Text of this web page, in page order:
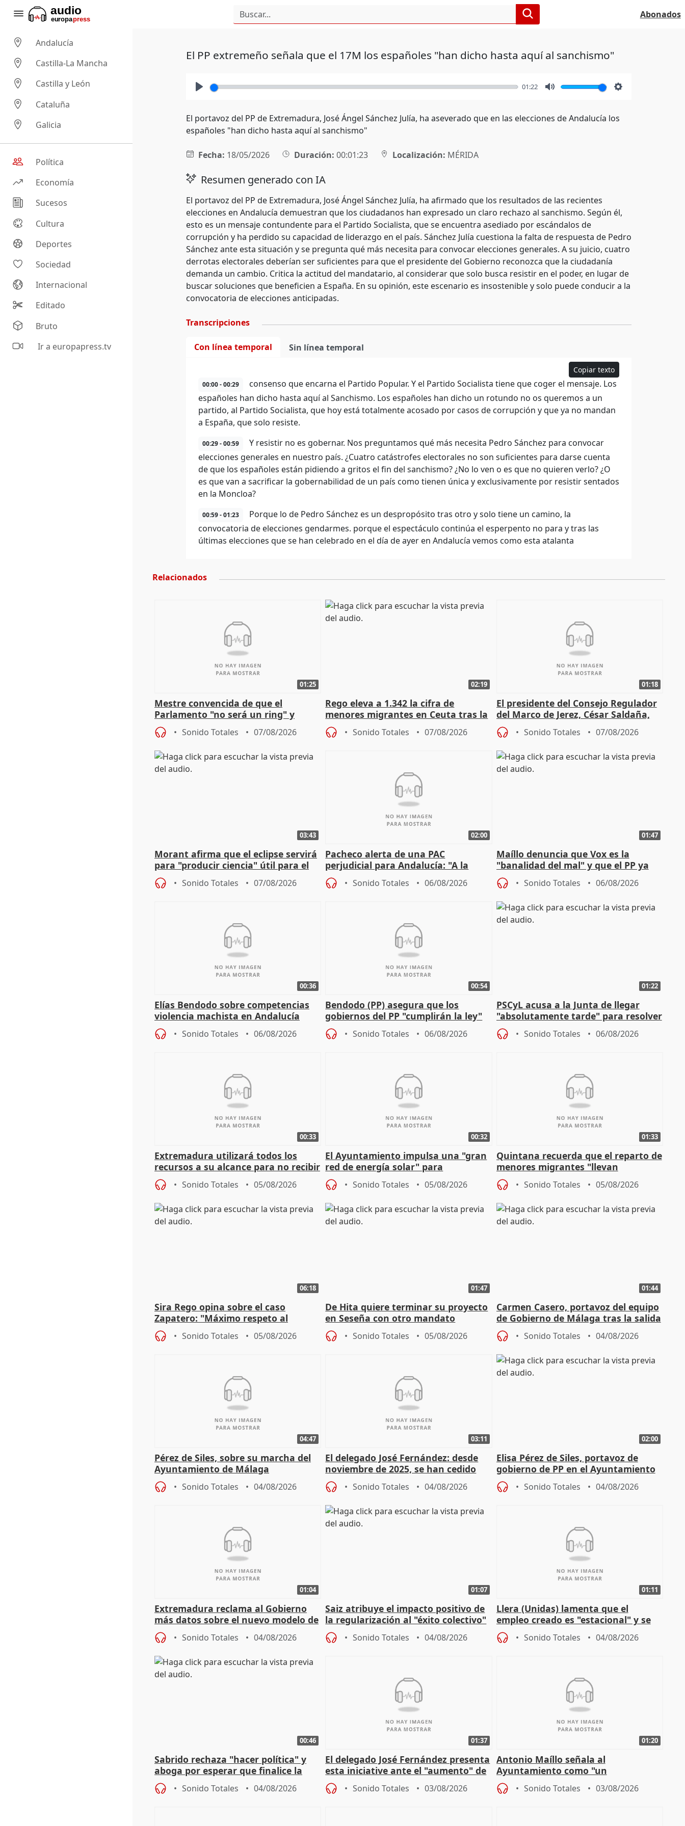
Abonados
Andalucía
Castilla-La Mancha
Castilla y León
Cataluña
Galicia
Política
Economía
Sucesos
Cultura
Deportes
Sociedad
Internacional
Editado
Bruto
Ir a europapress.tv
El PP extremeño señala que el 17M los españoles "han dicho hasta aquí al sanchismo"
01:22
El portavoz del PP de Extremadura, José Ángel Sánchez Julía, ha aseverado que en las elecciones de Andalucía los
españoles "han dicho hasta aquí al sanchismo"
Fecha: 18/05/2026 Duración: 00:01:23 Localización: MÉRIDA
Resumen generado con IA
El portavoz del PP de Extremadura, José Ángel Sánchez Julía, ha afirmado que los resultados de las recientes
elecciones en Andalucía demuestran que los ciudadanos han expresado un claro rechazo al sanchismo. Según él,
esto es un mensaje contundente para el Partido Socialista, que se encuentra asediado por escándalos de
corrupción y ha perdido su capacidad de liderazgo en el país. Sánchez Julía cuestiona la falta de respuesta de Pedro
Sánchez ante esta situación y se pregunta qué más necesita para convocar elecciones generales. A su juicio, cuatro
derrotas electorales deberían ser suficientes para que el presidente del Gobierno reconozca que la ciudadanía
demanda un cambio. Critica la actitud del mandatario, al considerar que solo busca resistir en el poder, en lugar de
buscar soluciones que beneficien a España. En su opinión, este escenario es insostenible y solo puede conducir a la
convocatoria de elecciones anticipadas.
Transcripciones
Con línea temporal Sin línea temporal
Copiar texto
00:00 - 00:29
consenso que encarna el Partido Popular. Y el Partido Socialista tiene que coger el mensaje. Los
españoles han dicho hasta aquí al Sanchismo. Los españoles han dicho un rotundo no os queremos a un
partido, al Partido Socialista, que hoy está totalmente acosado por casos de corrupción y que ya no mandan
a España, que solo resiste.
00:29 - 00:59
Y resistir no es gobernar. Nos preguntamos qué más necesita Pedro Sánchez para convocar
elecciones generales en nuestro país. ¿Cuatro catástrofes electorales no son suficientes para darse cuenta
de que los españoles están pidiendo a gritos el fin del sanchismo? ¿No lo ven o es que no quieren verlo? ¿O
es que van a sacrificar la gobernabilidad de un país como tienen única y exclusivamente por resistir sentados
en la Moncloa?
00:59 - 01:23
Porque lo de Pedro Sánchez es un despropósito tras otro y solo tiene un camino, la
convocatoria de elecciones gendarmes. porque el espectáculo continúa el esperpento no para y tras las
últimas elecciones que se han celebrado en el día de ayer en Andalucía vemos como esta atalanta
Relacionados
01:25
Mestre convencida de que el
Parlamento "no será un ring" y
defiende "estabilidad" del pacto con
Vox
Sonido Totales 07/08/2026
02:19
Rego eleva a 1.342 la cifra de
menores migrantes en Ceuta tras la
entrada masiva
Sonido Totales 07/08/2026
01:18
El presidente del Consejo Regulador
del Marco de Jerez, César Saldaña,
sobre exportaciones
Sonido Totales 07/08/2026
03:43
Morant afirma que el eclipse servirá
para "producir ciencia" útil para el
resto del mundo
Sonido Totales 07/08/2026
02:00
Pacheco alerta de una PAC
perjudicial para Andalucía: "A la
agricultura hay que protegerla"
Sonido Totales 06/08/2026
01:47
Maíllo denuncia que Vox es la
"banalidad del mal" y que el PP ya
asume todas sus tesis
Sonido Totales 06/08/2026
00:36
Elías Bendodo sobre competencias
violencia machista en Andalucía
Sonido Totales 06/08/2026
00:54
Bendodo (PP) asegura que los
gobiernos del PP "cumplirán la ley"
sobre los menores migrantes
Sonido Totales 06/08/2026
01:22
PSCyL acusa a la Junta de llegar
"absolutamente tarde" para resolver
problemas como Newcastle
Sonido Totales 06/08/2026
00:33
Extremadura utilizará todos los
recursos a su alcance para no recibir
más menores migrantes
Sonido Totales 05/08/2026
00:32
El Ayuntamiento impulsa una "gran
red de energía solar" para
autoconsumo
Sonido Totales 05/08/2026
01:33
Quintana recuerda que el reparto de
menores migrantes "llevan
aportación del Gobierno" central
Sonido Totales 05/08/2026
06:18
Sira Rego opina sobre el caso
Zapatero: "Máximo respeto al
proceso judicial"
Sonido Totales 05/08/2026
01:47
De Hita quiere terminar su proyecto
en Seseña con otro mandato
Sonido Totales 05/08/2026
01:44
Carmen Casero, portavoz del equipo
de Gobierno de Málaga tras la salida
de Pérez de Siles
Sonido Totales 04/08/2026
04:47
Pérez de Siles, sobre su marcha del
Ayuntamiento de Málaga
Sonido Totales 04/08/2026
03:11
El delegado José Fernández: desde
noviembre de 2025, se han cedido
9.810 ayudas por nacimiento
Sonido Totales 04/08/2026
02:00
Elisa Pérez de Siles, portavoz de
gobierno de PP en el Ayuntamiento
de Málaga, deja la política
Sonido Totales 04/08/2026
01:04
Extremadura reclama al Gobierno
más datos sobre el nuevo modelo de
financiación
Sonido Totales 04/08/2026
01:07
Saiz atribuye el impacto positivo de
la regularización al "éxito colectivo"
del Gobierno
Sonido Totales 04/08/2026
01:11
Llera (Unidas) lamenta que el
empleo creado es "estacional" y se
"esfumará" al acabar el verano
Sonido Totales 04/08/2026
00:46
Sabrido rechaza "hacer política" y
aboga por esperar que finalice la
investigación del incendio
Sonido Totales 04/08/2026
01:37
El delegado José Fernández presenta
esta iniciative ante el "aumento" de
personas sin hogar en Madri
Sonido Totales 03/08/2026
01:20
Antonio Maíllo señala al
Ayuntamiento como "un
especulador más" sobre viviendas de
Jiménez Becerril
Sonido Totales 03/08/2026